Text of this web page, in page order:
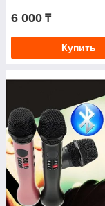
6 000 ₸
Купить